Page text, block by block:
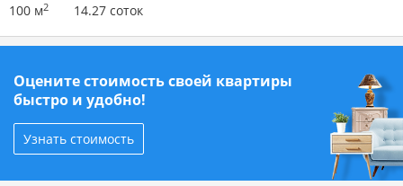
100 м2 14.27 соток
Оцените стоимость своей квартиры
быстро и удобно!
Узнать стоимость